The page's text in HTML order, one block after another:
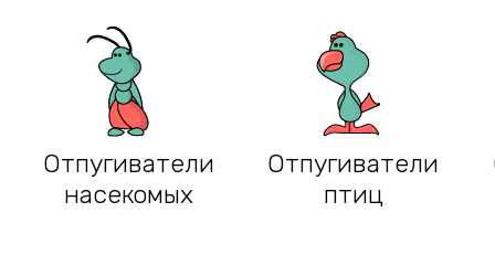
Отпугиватели
насекомых
Отпугиватели
птиц